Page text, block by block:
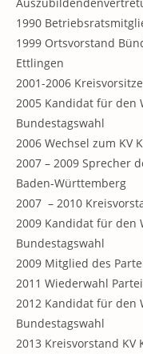
1990
1999 Ortsvorstand
Ettlingen
2001-2006
2005 Kandidat für den
Bundestagswahl
2006 Wechsel zum KV
2007 – 2009 Sprecher
Baden-Württemberg
2007 – 2010
2009 Kandidat für den
Bundestagswahl
2009 Mitglied des
2011 Wiederwahl
2012 Kandidat für den
Bundestagswahl
2013 Kreisvorstand KV